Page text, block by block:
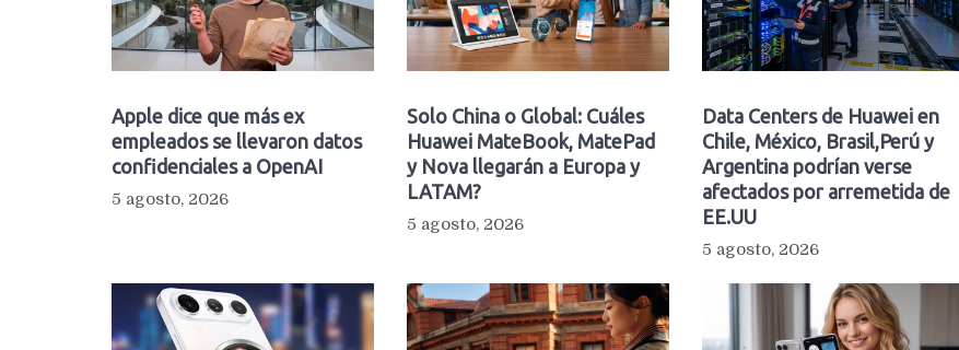
Apple dice que más ex
empleados se llevaron datos
confidenciales a OpenAI
5 agosto, 2026
Solo China o Global: Cuáles
Huawei MateBook, MatePad
y Nova llegarán a Europa y
LATAM?
5 agosto, 2026
Data Centers de Huawei en
Chile, México, Brasil,Perú y
Argentina podrían verse
afectados por arremetida de
EE.UU
5 agosto, 2026